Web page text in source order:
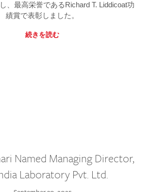
、最高栄誉であるRichard T. Liddicoat功
績賞で表彰しました。
続きを読む
Named Managing Director,
Laboratory Pvt. Ltd.